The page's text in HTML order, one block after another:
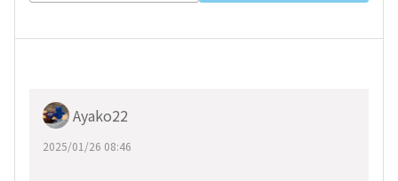
Ayako22
2025/01/26 08:46